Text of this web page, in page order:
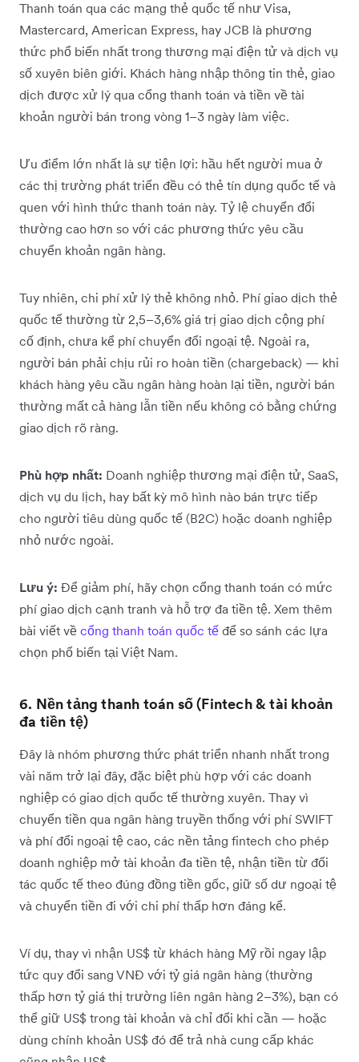
Thanh toán qua các mạng thẻ quốc tế như Visa,
Mastercard, American Express, hay JCB là phương
thức phổ biến nhất trong thương mại điện tử và dịch vụ
số xuyên biên giới. Khách hàng nhập thông tin thẻ, giao
dịch được xử lý qua cổng thanh toán và tiền về tài
khoản người bán trong vòng 1–3 ngày làm việc.
Ưu điểm lớn nhất là sự tiện lợi: hầu hết người mua ở
các thị trường phát triển đều có thẻ tín dụng quốc tế và
quen với hình thức thanh toán này. Tỷ lệ chuyển đổi
thường cao hơn so với các phương thức yêu cầu
chuyển khoản ngân hàng.
Tuy nhiên, chi phí xử lý thẻ không nhỏ. Phí giao dịch thẻ
quốc tế thường từ 2,5–3,6% giá trị giao dịch cộng phí
cố định, chưa kể phí chuyển đổi ngoại tệ. Ngoài ra,
người bán phải chịu rủi ro hoàn tiền (chargeback) — khi
khách hàng yêu cầu ngân hàng hoàn lại tiền, người bán
thường mất cả hàng lẫn tiền nếu không có bằng chứng
giao dịch rõ ràng.
Phù hợp nhất: Doanh nghiệp thương mại điện tử, SaaS,
dịch vụ du lịch, hay bất kỳ mô hình nào bán trực tiếp
cho người tiêu dùng quốc tế (B2C) hoặc doanh nghiệp
nhỏ nước ngoài.
Lưu ý: Để giảm phí, hãy chọn cổng thanh toán có mức
phí giao dịch cạnh tranh và hỗ trợ đa tiền tệ. Xem thêm
bài viết về cổng thanh toán quốc tế để so sánh các lựa
chọn phổ biến tại Việt Nam.
6. Nền tảng thanh toán số (Fintech & tài khoản
đa tiền tệ)
Đây là nhóm phương thức phát triển nhanh nhất trong
vài năm trở lại đây, đặc biệt phù hợp với các doanh
nghiệp có giao dịch quốc tế thường xuyên. Thay vì
chuyển tiền qua ngân hàng truyền thống với phí SWIFT
và phí đổi ngoại tệ cao, các nền tảng fintech cho phép
doanh nghiệp mở tài khoản đa tiền tệ, nhận tiền từ đối
tác quốc tế theo đúng đồng tiền gốc, giữ số dư ngoại tệ
và chuyển tiền đi với chi phí thấp hơn đáng kể.
Ví dụ, thay vì nhận US$ từ khách hàng Mỹ rồi ngay lập
tức quy đổi sang VNĐ với tỷ giá ngân hàng (thường
thấp hơn tỷ giá thị trường liên ngân hàng 2–3%), bạn có
thể giữ US$ trong tài khoản và chỉ đổi khi cần — hoặc
dùng chính khoản US$ đó để trả nhà cung cấp khác